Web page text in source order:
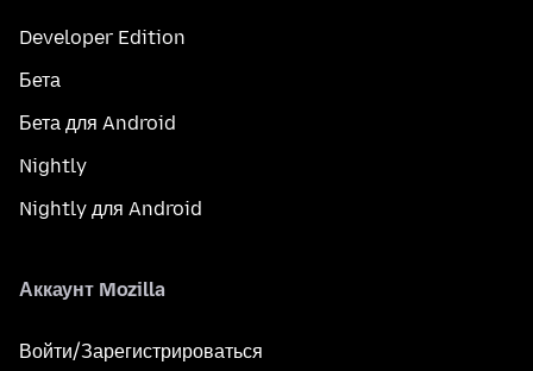
Developer Edition
Бета
Бета для Android
Nightly
Nightly для Android
Аккаунт Mozilla
Войти/Зарегистрироваться